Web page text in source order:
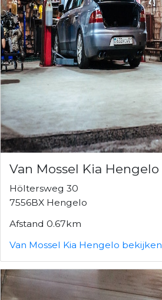
Van Mossel Kia Hengelo
Höltersweg 30
7556BX Hengelo
Afstand 0.67km
Van Mossel Kia Hengelo bekijken